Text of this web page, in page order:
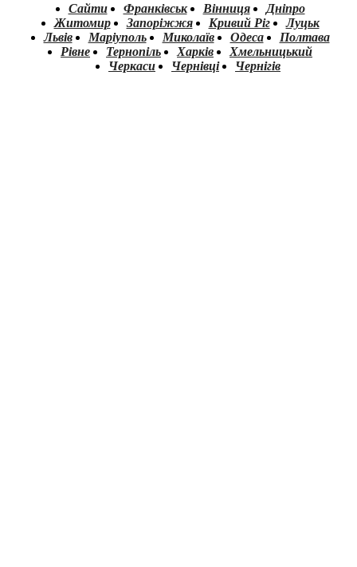
Сайти Франківськ Вінниця
Дніпро
Житомир
Запоріжжя Кривий Ріг
Луцьк
Львів
Маріуполь Миколаїв Одеса
Полтава
Рівне
Тернопіль Харків
Хмельницький
Черкаси
Чернівці Чернігів